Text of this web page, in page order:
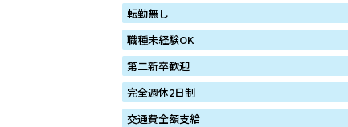
転勤無し
職種未経験OK
第二新卒歓迎
完全週休2日制
交通費全額支給